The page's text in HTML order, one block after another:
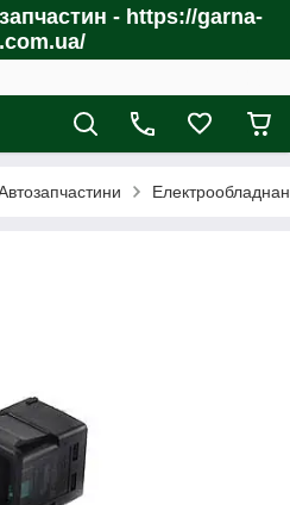
- https://garna-